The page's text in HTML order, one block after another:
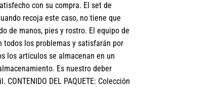
con su compra. El set de
recoja este caso, no tiene que
de manos, pies y rostro. El equipo de
los problemas y satisfarán por
los artículos se almacenan en un
Es nuestro deber
DEL PAQUETE: Colección